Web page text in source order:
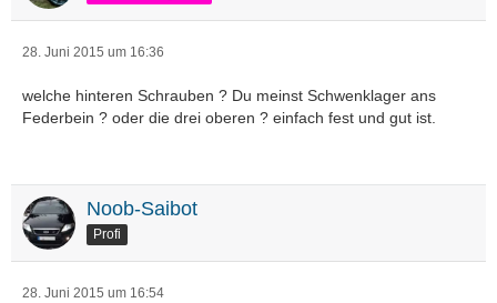
28. Juni 2015 um 16:36
welche hinteren Schrauben ? Du meinst Schwenklager ans
Federbein ? oder die drei oberen ? einfach fest und gut ist.
Noob-Saibot
Profi
28. Juni 2015 um 16:54